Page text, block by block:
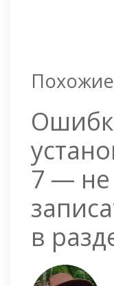
7 — не
в